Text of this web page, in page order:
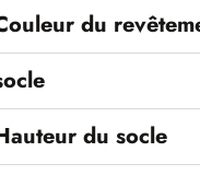
du
du socle